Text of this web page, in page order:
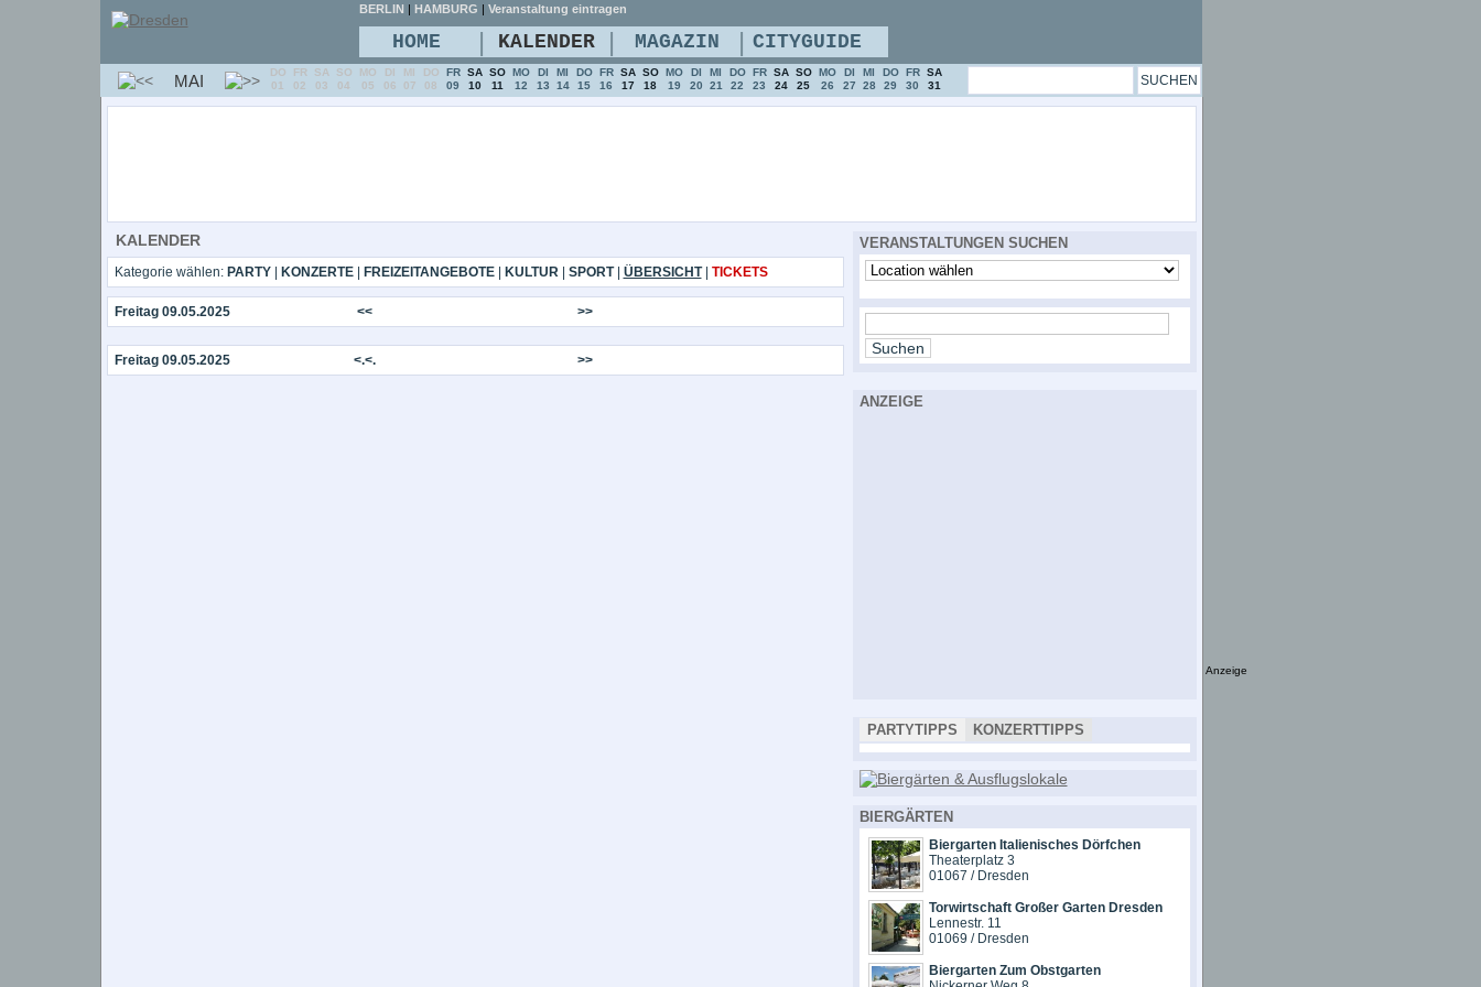
KALENDER
Kategorie wählen: PARTY| KONZERTE| FREIZEITANGEBOTE| KULTUR| SPORT| ÜBERSICHT| TICKETS
Freitag 09.05.2025 << >>
Freitag 09.05.2025 <.<. >>
VERANSTALTUNGEN SUCHEN
ANZEIGE
PARTYTIPPS KONZERTTIPPS
BIERGÄRTEN
Biergarten Italienisches Dörfchen
Theaterplatz 3
01067 / Dresden
Torwirtschaft Großer Garten Dresden
Lennestr. 11
01069 / Dresden
Biergarten Zum Obstgarten
BERLIN | HAMBURG | Veranstaltung eintragen
HOME | KALENDER | MAGAZIN | CITYGUIDE
MAI
DO
01
FR
02
SA
03
SO
04
MO
05
DI
06
MI
07
DO
08
FR
09
SA
10
SO
11
MO
12
DI
13
MI
14
DO
15
FR
16
SA
17
SO
18
MO
19
DI
20
MI
21
DO
22
FR
23
SA
24
SO
25
MO
26
DI
27
MI
28
DO
29
FR
30
SA
31
Anzeige